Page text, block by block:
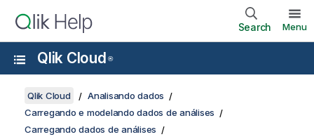
Search Menu
Qlik Cloud ®
Qlik Cloud
Analisando dados
Carregando e modelando dados de análises
Carregando dados de análises